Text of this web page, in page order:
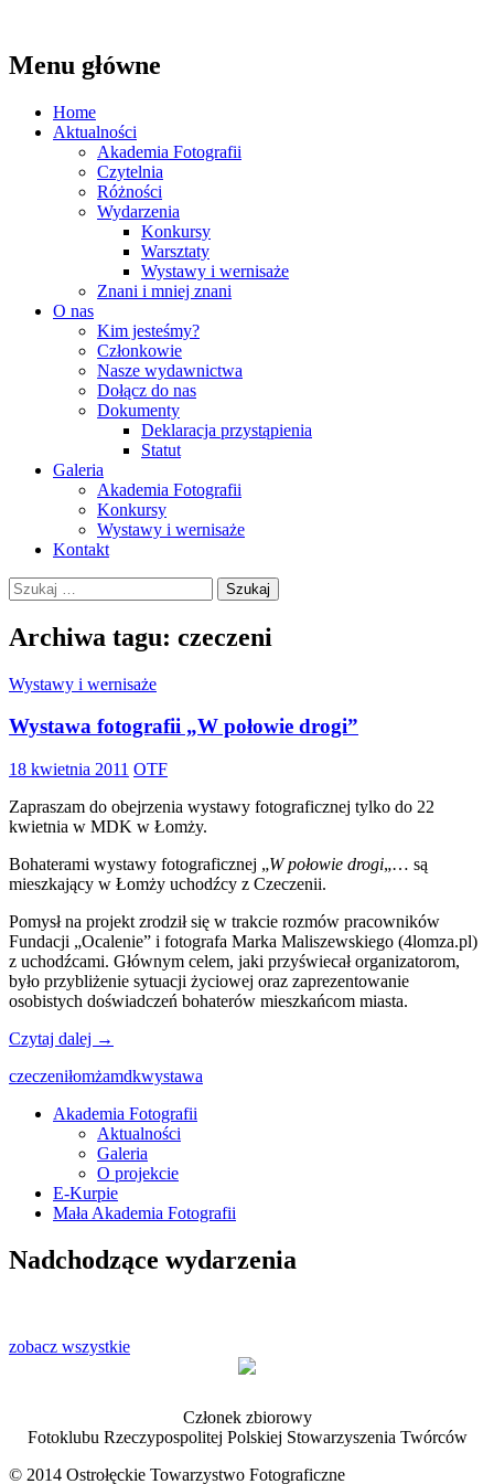
Fotograficzne
Szukaj
Menu główne
Przeskocz
Home
Aktualności
Akademia Fotografii
Czytelnia
Różności
Wydarzenia
Konkursy
Warsztaty
Wystawy i wernisaże
Znani i mniej znani
O nas
Kim jesteśmy?
Członkowie
Nasze wydawnictwa
Dołącz do nas
Dokumenty
Deklaracja przystąpienia
Statut
Galeria
Akademia Fotografii
Konkursy
Wystawy i wernisaże
Kontakt
Szukaj:
Archiwa tagu: czeczeni
Wystawy i wernisaże
Wystawa fotografii „W połowie drogi”
18 kwietnia 2011 OTF
Zapraszam do obejrzenia wystawy fotograficznej tylko do 22
kwietnia w MDK w Łomży.
Bohaterami wystawy fotograficznej „W połowie drogi„… są
mieszkający w Łomży uchodźcy z Czeczenii.
Pomysł na projekt zrodził się w trakcie rozmów pracowników
Fundacji „Ocalenie” i fotografa Marka Maliszewskiego (4lomza.pl)
z uchodźcami. Głównym celem, jaki przyświecał organizatorom,
było przybliżenie sytuacji życiowej oraz zaprezentowanie
osobistych doświadczeń bohaterów mieszkańcom miasta.
Czytaj dalej →
czeczeniłomżamdkwystawa
Oficjalna strona internetowa
Ostrołęckiego Towarzystwa
Fotograficznego
Akademia Fotografii
Aktualności
Galeria
O projekcie
E-Kurpie
Mała Akademia Fotografii
Nadchodzące wydarzenia
zobacz wszystkie
Członek zbiorowy
Fotoklubu Rzeczypospolitej Polskiej Stowarzyszenia Twórców
© 2014 Ostrołęckie Towarzystwo Fotograficzne